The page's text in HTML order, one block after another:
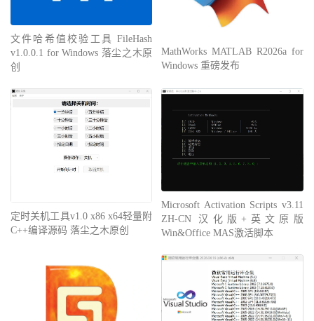
文件哈希值校验工具 FileHash
v1.0.0.1 for Windows 落尘之木原
创
MathWorks MATLAB R2026a for
Windows 重磅发布
定时关机工具v1.0 x86 x64轻量附
C++编译源码 落尘之木原创
Microsoft Activation Scripts v3.11
ZH-CN 汉化版+英文原版
Win&Office MAS激活脚本